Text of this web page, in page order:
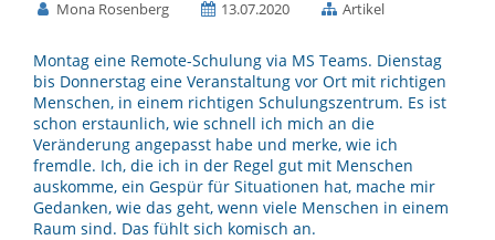
Mona Rosenberg 13.07.2020 Artikel
Montag eine Remote-Schulung via MS Teams. Dienstag
bis Donnerstag eine Veranstaltung vor Ort mit richtigen
Menschen, in einem richtigen Schulungszentrum. Es ist
schon erstaunlich, wie schnell ich mich an die
Veränderung angepasst habe und merke, wie ich
fremdle. Ich, die ich in der Regel gut mit Menschen
auskomme, ein Gespür für Situationen hat, mache mir
Gedanken, wie das geht, wenn viele Menschen in einem
Raum sind. Das fühlt sich komisch an.